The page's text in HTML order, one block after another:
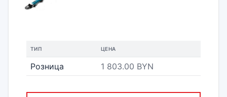
ТИП ЦЕНА
Розница 1 803.00 BYN